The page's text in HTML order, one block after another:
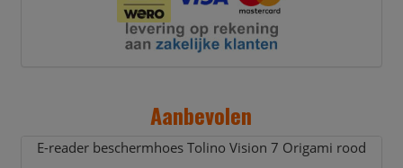
Aanbevolen
E-reader beschermhoes Tolino Vision 7 Origami rood